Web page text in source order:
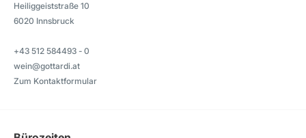
Heiliggeiststraße 10
6020 Innsbruck
+43 512 584493 - 0
wein@gottardi.at
Zum Kontaktformular